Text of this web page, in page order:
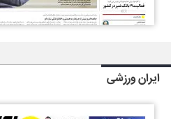
ایران ورزشی